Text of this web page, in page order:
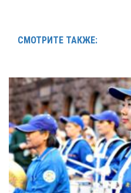
СМОТРИТЕ ТАКЖЕ: